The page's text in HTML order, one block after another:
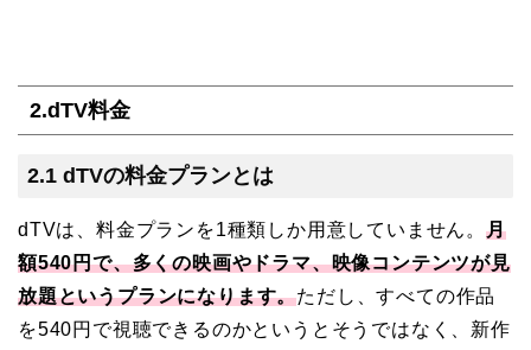
2.dTV料金
2.1 dTVの料金プランとは
dTVは、料金プランを1種類しか用意していません。 月
額540円で、多くの映画やドラマ、映像コンテンツが見
放題というプランになります。ただし、すべての作品
を540円で視聴できるのかというとそうではなく、新作